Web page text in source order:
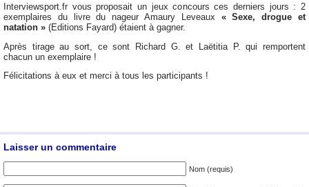
Interviewsport.fr vous proposait un jeux concours ces derniers jours : 2
exemplaires du livre du nageur Amaury Leveaux « Sexe, drogue et
natation » (Editions Fayard) étaient à gagner.
Après tirage au sort, ce sont Richard G. et Laëtitia P. qui remportent
chacun un exemplaire !
Félicitations à eux et merci à tous les participants !
Laisser un commentaire
Nom (requis)